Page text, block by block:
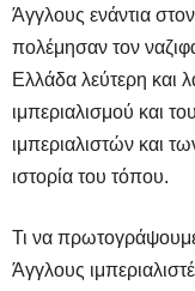
Άγγλους ενάντια
πολέμησαν τον
Ελλάδα λεύτερη και
ιμπεριαλισμού και
ιμπεριαλιστών και
ιστορία του τόπου.
Τι να πρωτογράψουμε
Άγγλους